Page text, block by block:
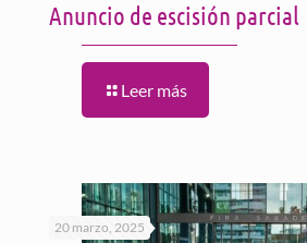
Anuncio de escisión parcial
Leer más
20 marzo, 2025